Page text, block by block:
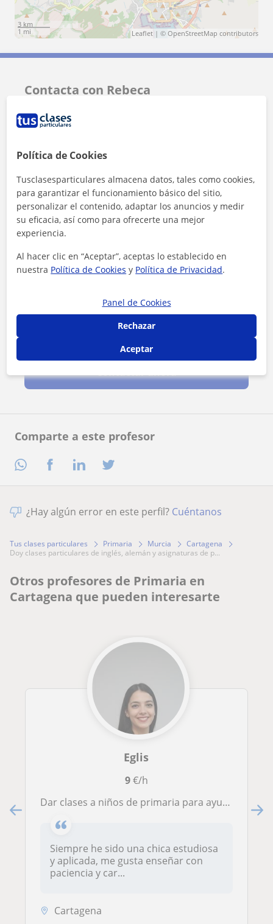
Comparte a este profesor
3 km
1 mi
Leaflet | © OpenStreetMap contributors
Contacta con Rebeca
Tarifa
Contactar ahora
¿Hay algún error en este perfil? Cuéntanos
Tus clases particulares Primaria Murcia
Cartagena
doy clases particulares de inglés, alemán y asignaturas de p...
Otros profesores de Primaria en
Cartagena que pueden interesarte
Eglis
9€/h
Dar clases a niños de primaria para ayudar en las tareas diarias escolares
Siempre he sido una chica estudiosa
y aplicada, me gusta enseñar con
paciencia y car...
Cartagena
Política de Cookies
Tusclasesparticulares almacena datos, tales como cookies,
para garantizar el funcionamiento básico del sitio,
personalizar el contenido, adaptar los anuncios y medir
su eficacia, así como para ofrecerte una mejor
experiencia.
Al hacer clic en “Aceptar”, aceptas lo establecido en
nuestra Política de Cookies y Política de Privacidad.
Panel de Cookies
Rechazar
Aceptar